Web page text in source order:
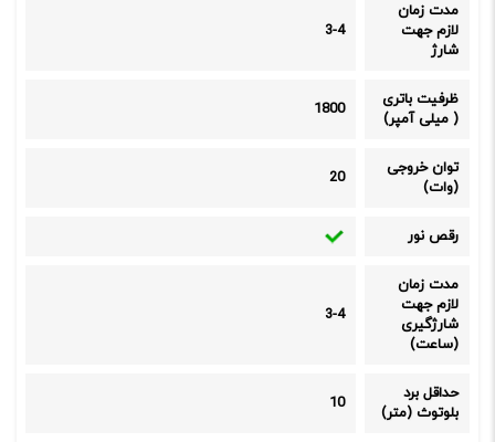
مدت زمان
لازم جهت
شارژ
3-4
ظرفیت باتری
( میلی آمپر)
1800
توان خروجی
(وات)
20
رقص نور
مدت زمان
لازم جهت
شارژگیری
(ساعت)
3-4
حداقل برد
بلوتوث (متر)
10